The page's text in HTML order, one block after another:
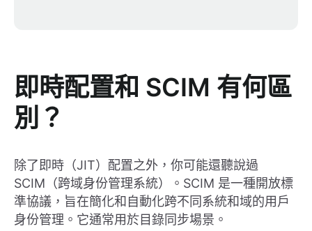
即時配置和 SCIM 有何區
別？
除了即時（JIT）配置之外，你可能還聽說過
SCIM（跨域身份管理系統）。SCIM 是一種開放標
準協議，旨在簡化和自動化跨不同系統和域的用戶
身份管理。它通常用於目錄同步場景。